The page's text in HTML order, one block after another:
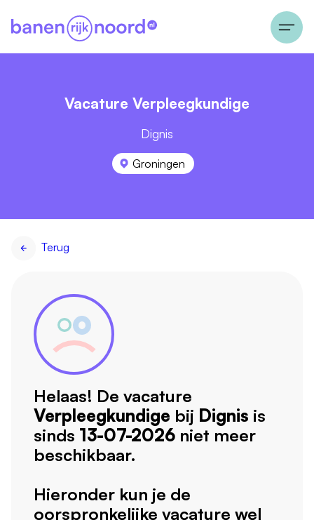
Vacature Verpleegkundige
Dignis
Groningen
Terug
Helaas! De vacature
Verpleegkundige bij Dignis is
sinds 13-07-2026 niet meer
beschikbaar.
Hieronder kun je de
oorspronkelijke vacature wel